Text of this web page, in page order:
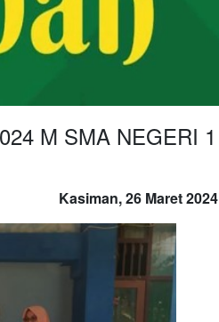
M SMA NEGERI 1
Kasiman, 26 Maret 2024